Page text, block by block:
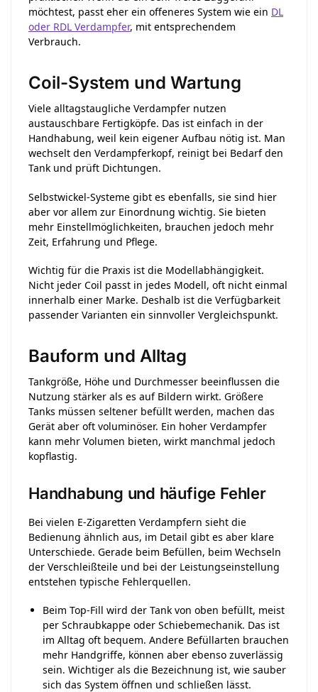
möchtest, passt eher ein offeneres System wie ein DL
oder RDL Verdampfer, mit entsprechendem
Verbrauch.
Coil-System und Wartung
Viele alltagstaugliche Verdampfer nutzen
austauschbare Fertigköpfe. Das ist einfach in der
Handhabung, weil kein eigener Aufbau nötig ist. Man
wechselt den Verdampferkopf, reinigt bei Bedarf den
Tank und prüft Dichtungen.
Selbstwickel-Systeme gibt es ebenfalls, sie sind hier
aber vor allem zur Einordnung wichtig. Sie bieten
mehr Einstellmöglichkeiten, brauchen jedoch mehr
Zeit, Erfahrung und Pflege.
Wichtig für die Praxis ist die Modellabhängigkeit.
Nicht jeder Coil passt in jedes Modell, oft nicht einmal
innerhalb einer Marke. Deshalb ist die Verfügbarkeit
passender Varianten ein sinnvoller Vergleichspunkt.
Bauform und Alltag
Tankgröße, Höhe und Durchmesser beeinflussen die
Nutzung stärker als es auf Bildern wirkt. Größere
Tanks müssen seltener befüllt werden, machen das
Gerät aber oft voluminöser. Ein hoher Verdampfer
kann mehr Volumen bieten, wirkt manchmal jedoch
kopflastig.
Handhabung und häufige Fehler
Bei vielen E-Zigaretten Verdampfern sieht die
Bedienung ähnlich aus, im Detail gibt es aber klare
Unterschiede. Gerade beim Befüllen, beim Wechseln
der Verschleißteile und bei der Leistungseinstellung
entstehen typische Fehlerquellen.
Beim Top-Fill wird der Tank von oben befüllt, meist
per Schraubkappe oder Schiebemechanik. Das ist
im Alltag oft bequem. Andere Befüllarten brauchen
mehr Handgriffe, können aber ebenso zuverlässig
sein. Wichtiger als die Bezeichnung ist, wie sauber
sich das System öffnen und schließen lässt.